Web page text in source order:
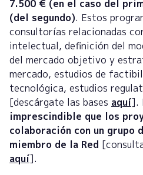
7.500 € (en el caso del
(del segundo). Estos
consultorías relacionadas
intelectual, definición del
del mercado objetivo y
mercado, estudios de
tecnológica, estudios
[descárgate las bases aquí].
imprescindible que los
colaboración con un grupo
miembro de la Red
aquí].